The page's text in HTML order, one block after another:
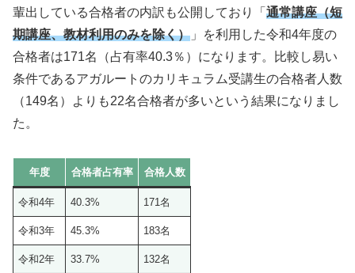
輩出している合格者の内訳も公開しており「 通常講座（短
期講座、教材利用のみを除く） 」を利用した令和4年度の
合格者は171名（占有率40.3％）になります。比較し易い
条件であるアガルートのカリキュラム受講生の合格者人数
（149名）よりも22名合格者が多いという結果になりまし
た。
年度 合格者占有率 合格人数
令和4年 40.3% 171名
令和3年 45.3% 183名
令和2年 33.7% 132名